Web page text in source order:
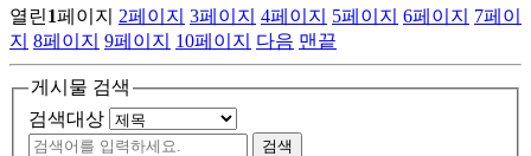
열린1페이지 2페이지 3페이지 4페이지 5페이지 6페이지 7페이
지 8페이지 9페이지 10페이지 다음 맨끝
게시물 검색
검색대상
검색